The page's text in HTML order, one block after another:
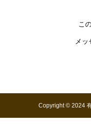
こ
メ
Copyright © 2024